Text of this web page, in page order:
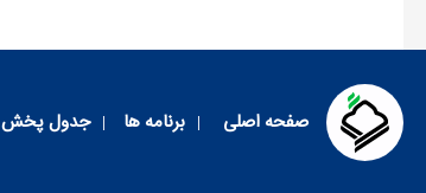
صفحه اصلی برنامه ها جدول پخش